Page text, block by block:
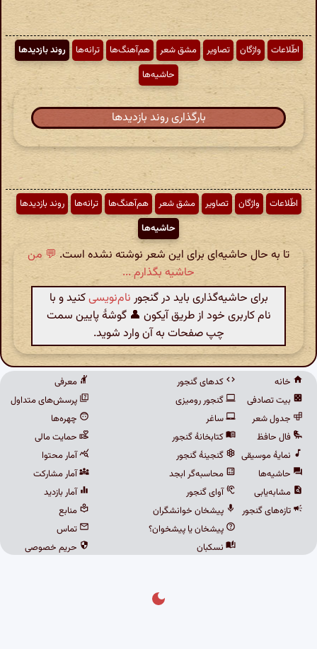
اطّلاعات واژگان تصاویر مشق شعر هم‌آهنگ‌ها ترانه‌ها
روند بازدیدها
حاشیه‌ها
بارگذاری روند بازدیدها
اطّلاعات واژگان تصاویر مشق شعر هم‌آهنگ‌ها ترانه‌ها
روند بازدیدها
حاشیه‌ها
تا به حال حاشیه‌ای برای این شعر نوشته نشده است. 💬 من
حاشیه بگذارم ...
برای حاشیه‌گذاری باید در گنجور نام‌نویسیکنید و با
نام کاربری خود از طریق آیکون 👤 گوشهٔ پایین سمت
چپ صفحات به آن وارد شوید.
خانه
بیت تصادفی
جدول شعر
فال حافظ
نمایهٔ موسیقی
حاشیه‌ها
مشابه‌یابی
تازه‌های گنجور
کدهای گنجور
گنجور رومیزی
ساغر
کتابخانهٔ گنجور
گنجینهٔ گنجور
محاسبه‌گر ابجد
آوای گنجور
پیشخان خوانشگران
پیشخان یا پیشخوان؟
نسکبان
معرفی
پرسش‌های متداول
چهره‌ها
حمایت مالی
آمار محتوا
آمار مشارکت
آمار بازدید
منابع
تماس
حریم خصوصی